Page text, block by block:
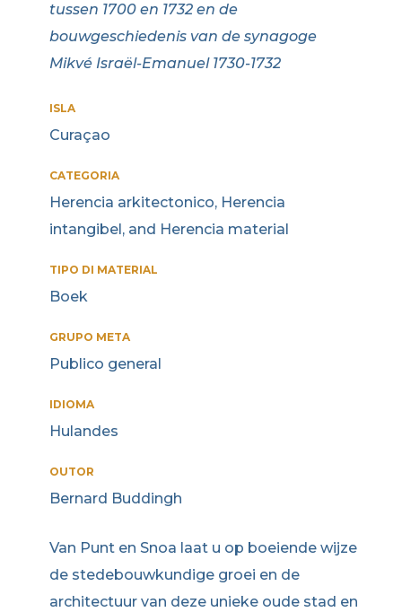
tussen 1700 en 1732 en de
bouwgeschiedenis van de synagoge
Mikvé Israël-Emanuel 1730-1732
ISLA
Curaçao
CATEGORIA
Herencia arkitectonico, Herencia
intangibel, and Herencia material
TIPO DI MATERIAL
Boek
GRUPO META
Publico general
IDIOMA
Hulandes
OUTOR
Bernard Buddingh
Van Punt en Snoa laat u op boeiende wijze
de stedebouwkundige groei en de
architectuur van deze unieke oude stad en